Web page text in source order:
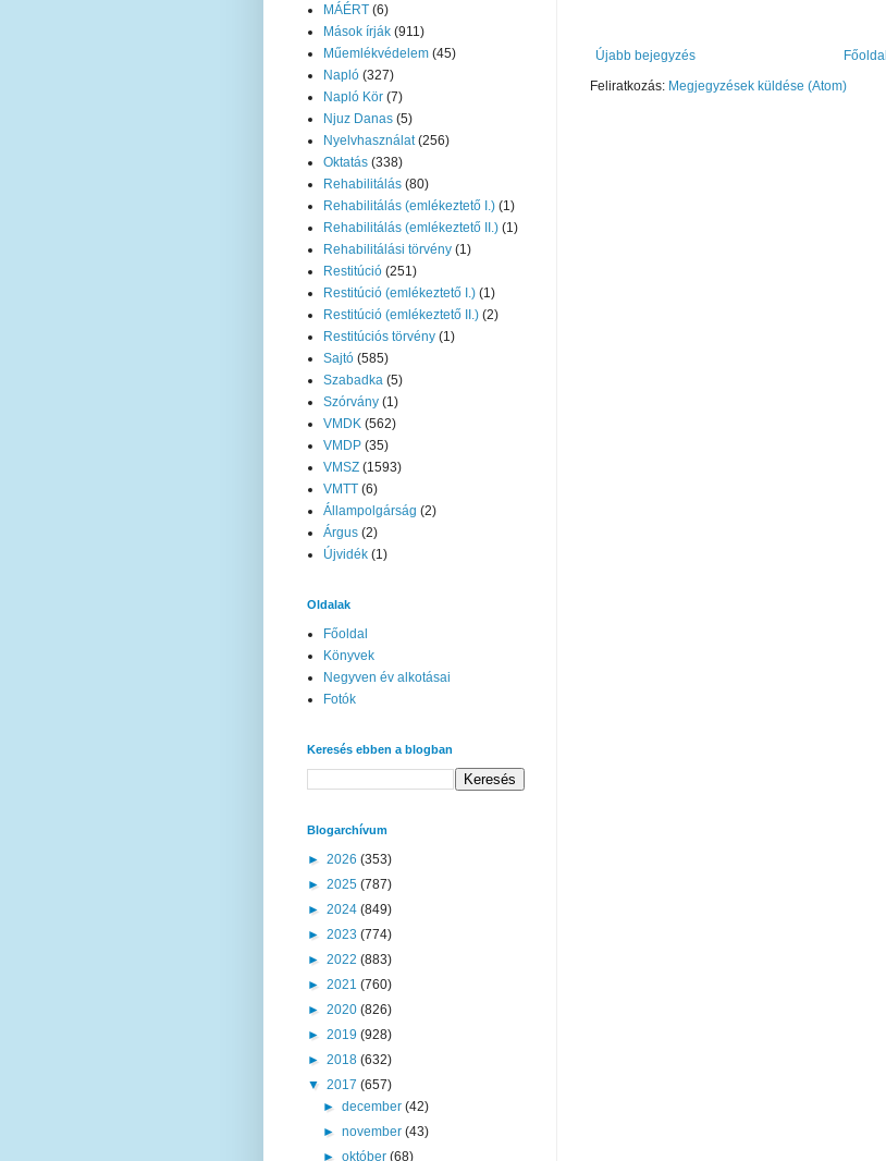
Újabb bejegyzés
Főoldal
Feliratkozás: Megjegyzések küldése (Atom)
MÁÉRT (6)
Mások írják (911)
Műemlékvédelem (45)
Napló (327)
Napló Kör (7)
Njuz Danas (5)
Nyelvhasználat (256)
Oktatás (338)
Rehabilitálás (80)
Rehabilitálás (emlékeztető I.) (1)
Rehabilitálás (emlékeztető II.) (1)
Rehabilitálási törvény (1)
Restitúció (251)
Restitúció (emlékeztető I.) (1)
Restitúció (emlékeztető II.) (2)
Restitúciós törvény (1)
Sajtó (585)
Szabadka (5)
Szórvány (1)
VMDK (562)
VMDP (35)
VMSZ (1593)
VMTT (6)
Állampolgárság (2)
Árgus (2)
Újvidék (1)
Oldalak
Főoldal
Könyvek
Negyven év alkotásai
Fotók
Keresés ebben a blogban
Blogarchívum
► 2026 (353)
► 2025 (787)
► 2024 (849)
► 2023 (774)
► 2022 (883)
► 2021 (760)
► 2020 (826)
► 2019 (928)
► 2018 (632)
▼ 2017 (657)
►december(42)
►november(43)
►október(68)